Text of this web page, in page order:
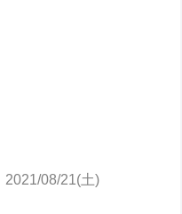
2021/08/21(土)